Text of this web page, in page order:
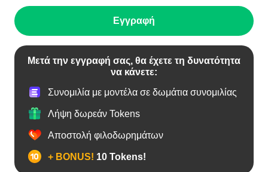
Εγγραφή
Μετά την εγγραφή σας, θα έχετε τη δυνατότητα
να κάνετε:
Συνομιλία με μοντέλα σε δωμάτια συνομιλίας
Λήψη δωρεάν Tokens
Αποστολή φιλοδωρημάτων
+ BONUS! 10 Tokens!